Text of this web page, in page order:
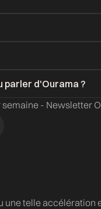
- Newsletter
une telle accélération